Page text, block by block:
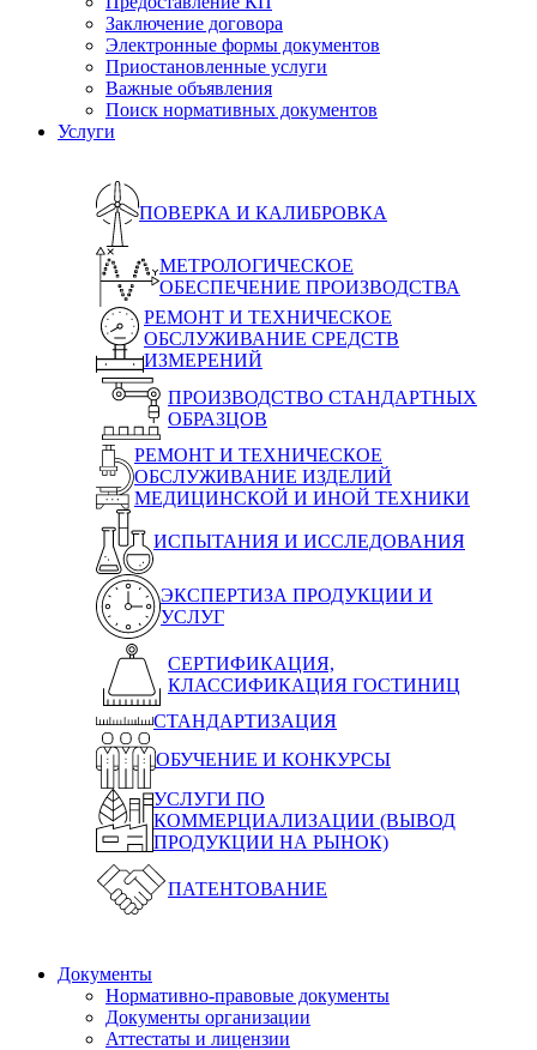
Заключение договора
Электронные формы документов
Приостановленные услуги
Важные объявления
Поиск нормативных документов
Услуги
ПОВЕРКА И КАЛИБРОВКА
МЕТРОЛОГИЧЕСКОЕ
ОБЕСПЕЧЕНИЕ ПРОИЗВОДСТВА
РЕМОНТ И ТЕХНИЧЕСКОЕ
ОБСЛУЖИВАНИЕ СРЕДСТВ
ИЗМЕРЕНИЙ
ПРОИЗВОДСТВО СТАНДАРТНЫХ
ОБРАЗЦОВ
РЕМОНТ И ТЕХНИЧЕСКОЕ
ОБСЛУЖИВАНИЕ ИЗДЕЛИЙ
МЕДИЦИНСКОЙ И ИНОЙ ТЕХНИКИ
ИСПЫТАНИЯ И ИССЛЕДОВАНИЯ
ЭКСПЕРТИЗА ПРОДУКЦИИ И
УСЛУГ
СЕРТИФИКАЦИЯ,
КЛАССИФИКАЦИЯ ГОСТИНИЦ
СТАНДАРТИЗАЦИЯ
ОБУЧЕНИЕ И КОНКУРСЫ
УСЛУГИ ПО
КОММЕРЦИАЛИЗАЦИИ (ВЫВОД
ПРОДУКЦИИ НА РЫНОК)
ПАТЕНТОВАНИЕ
Документы
Нормативно-правовые документы
Документы организации
Аттестаты и лицензии